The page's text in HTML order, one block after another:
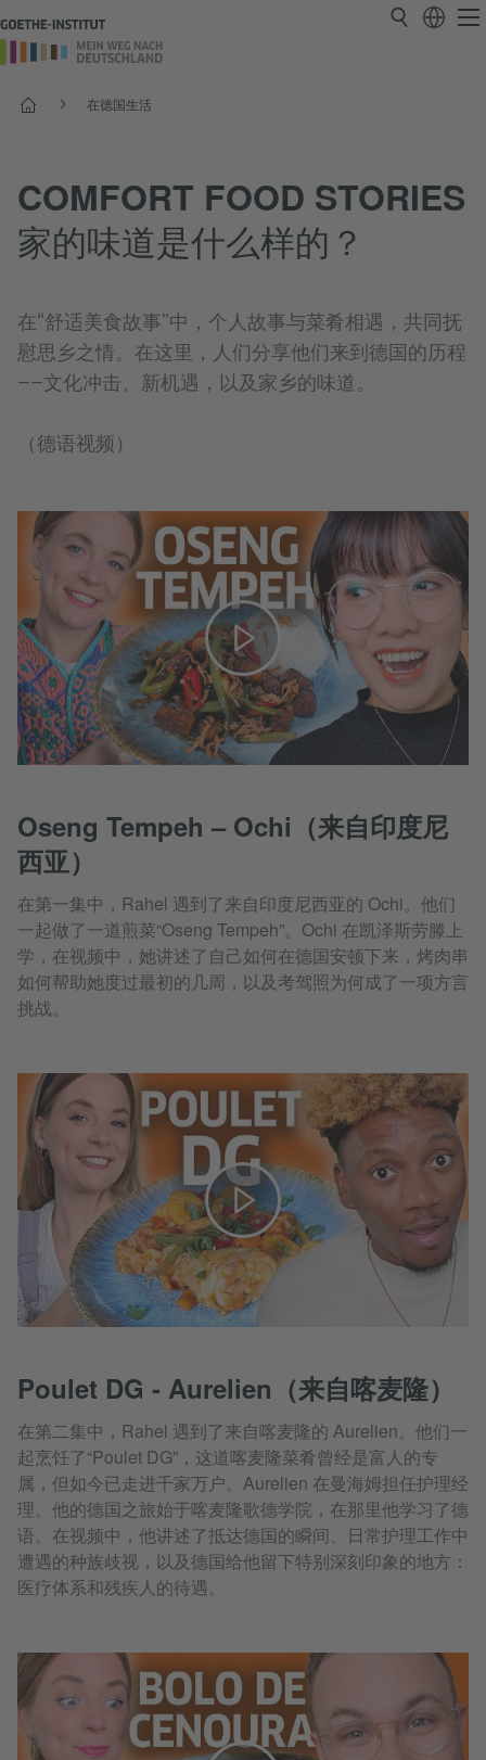
首页 在德国生活
COMFORT FOOD STORIES
家的味道是什么样的？
在“舒适美食故事”中，个人故事与菜肴相遇，共同抚
慰思乡之情。在这里，人们分享他们来到德国的历程
——文化冲击、新机遇，以及家乡的味道。
（德语视频）
Oseng Tempeh – Ochi（来自印度尼
西亚）
在第一集中，Rahel 遇到了来自印度尼西亚的 Ochi。他们
一起做了一道煎菜“Oseng Tempeh”。Ochi 在凯泽斯劳滕上
学，在视频中，她讲述了自己如何在德国安顿下来，烤肉串
如何帮助她度过最初的几周，以及考驾照为何成了一项方言
挑战。
Poulet DG - Aurelien（来自喀麦隆）
在第二集中，Rahel 遇到了来自喀麦隆的 Aurelien。他们一
起烹饪了“Poulet DG”，这道喀麦隆菜肴曾经是富人的专
属，但如今已走进千家万户。Aurelien 在曼海姆担任护理经
理。他的德国之旅始于喀麦隆歌德学院，在那里他学习了德
语。在视频中，他讲述了抵达德国的瞬间、日常护理工作中
遭遇的种族歧视，以及德国给他留下特别深刻印象的地方：
医疗体系和残疾人的待遇。